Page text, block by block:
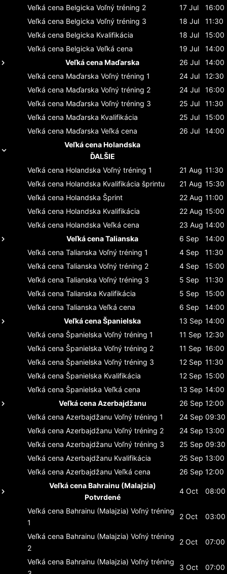
Veľká cena Belgicka Voľný tréning 2 17 Jul
16:00
Veľká cena Belgicka Voľný tréning 3 18 Jul
11:30
Veľká cena Belgicka Kvalifikácia 18 Jul
15:00
Veľká cena Belgicka Veľká cena 19 Jul
14:00
Veľká cena Maďarska
26 Jul
14:00
Veľká cena Maďarska Voľný tréning 1 24 Jul
12:30
Veľká cena Maďarska Voľný tréning 2 24 Jul
16:00
Veľká cena Maďarska Voľný tréning 3 25 Jul
11:30
Veľká cena Maďarska Kvalifikácia 25 Jul
15:00
Veľká cena Maďarska Veľká cena 26 Jul
14:00
Veľká cena Holandska
ĎALŠIE
Veľká cena Holandska Voľný tréning 1 21 Aug 11:30
Veľká cena Holandska Kvalifikácia šprintu 21 Aug 15:30
Veľká cena Holandska Šprint 22 Aug 11:00
Veľká cena Holandska Kvalifikácia 22 Aug 15:00
Veľká cena Holandska Veľká cena 23 Aug 14:00
Veľká cena Talianska
6 Sep
14:00
Veľká cena Talianska Voľný tréning 1 4 Sep
11:30
Veľká cena Talianska Voľný tréning 2 4 Sep
15:00
Veľká cena Talianska Voľný tréning 3 5 Sep
11:30
Veľká cena Talianska Kvalifikácia 5 Sep
15:00
Veľká cena Talianska Veľká cena 6 Sep
14:00
Veľká cena Španielska
13 Sep 14:00
Veľká cena Španielska Voľný tréning 1 11 Sep 12:30
Veľká cena Španielska Voľný tréning 2 11 Sep 16:00
Veľká cena Španielska Voľný tréning 3 12 Sep 11:30
Veľká cena Španielska Kvalifikácia 12 Sep 15:00
Veľká cena Španielska Veľká cena 13 Sep 14:00
Veľká cena Azerbajdžanu
26 Sep 12:00
Veľká cena Azerbajdžanu Voľný tréning 1 24 Sep 09:30
Veľká cena Azerbajdžanu Voľný tréning 2 24 Sep 13:00
Veľká cena Azerbajdžanu Voľný tréning 3 25 Sep 09:30
Veľká cena Azerbajdžanu Kvalifikácia 25 Sep 13:00
Veľká cena Azerbajdžanu Veľká cena 26 Sep 12:00
Veľká cena Bahrainu (Malajzia)
Potvrdené
4 Oct 08:00
Veľká cena Bahrainu (Malajzia) Voľný tréning
1
2 Oct 03:00
Veľká cena Bahrainu (Malajzia) Voľný tréning
2
2 Oct 07:00
Veľká cena Bahrainu (Malajzia) Voľný tréning
3 Oct 07:00